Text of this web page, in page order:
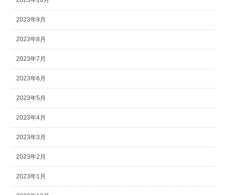
2023年9月
2023年8月
2023年7月
2023年6月
2023年5月
2023年4月
2023年3月
2023年2月
2023年1月